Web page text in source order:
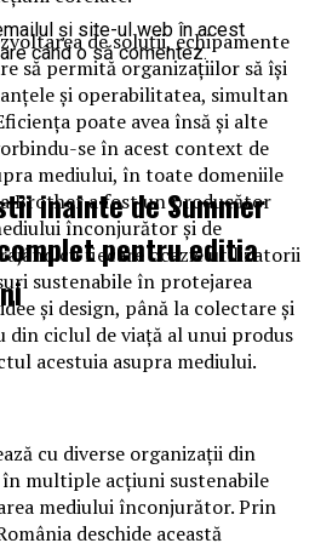
de soluții, echipamente
să permită organizațiilor să își
și operabilitatea, simultan
poate avea însă și alte
se în acest context de
mediului, în toate domeniile
Brother a fost un producător
înconjurător și de
cu fiecare ocazie utilizatorii
sustenabile în protejarea
și design, până la colectare și
din ciclul de viață al unui produs
acestuia asupra mediului.
cu diverse organizații din
multiple acțiuni sustenabile
mediului înconjurător. Prin
deschide această
și site-ul web în acest
când o să comentez.
inainte de Summer
pentru editia